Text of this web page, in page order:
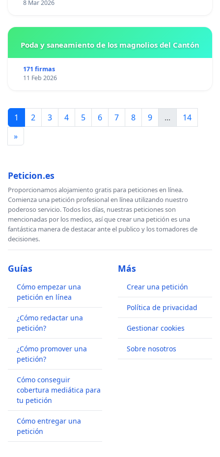
8 Mar 2026
Poda y saneamiento de los magnolios del Cantón
171 firmas
11 Feb 2026
1 2 3 4 5 6 7 8 9 ...
14
»
Peticion.es
Proporcionamos alojamiento gratis para peticiones en línea.
Comienza una petición profesional en línea utilizando nuestro
poderoso servicio. Todos los días, nuestras peticiones son
mencionadas por los medios, así que crear una petición es una
fantástica manera de destacar ante el publico y los tomadores de
decisiones.
Guías
Cómo empezar una
petición en línea
¿Cómo redactar una
petición?
¿Cómo promover una
petición?
Cómo conseguir
cobertura mediática para
tu petición
Cómo entregar una
petición
Más
Crear una petición
Política de privacidad
Gestionar cookies
Sobre nosotros